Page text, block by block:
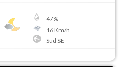
47%
16Km/h
Sud SE